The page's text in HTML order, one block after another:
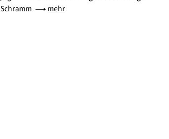
Schramm
mehr